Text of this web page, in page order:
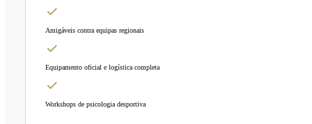
Amigáveis contra equipas regionais
Equipamento oficial e logística completa
Workshops de psicologia desportiva